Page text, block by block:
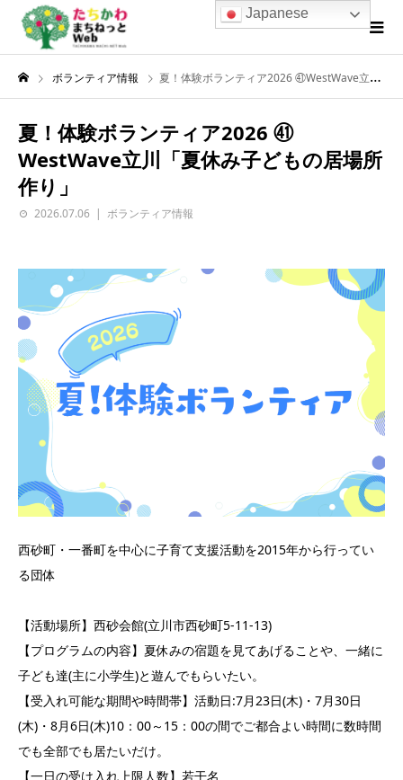
ボランティア情報 夏！体験ボランティア2026 ㊶WestWave立川「夏休み子どもの居場所作り」
夏！体験ボランティア2026 ㊶
WestWave立川「夏休み子どもの居場所
作り」
2026.07.06 ボランティア情報
西砂町・一番町を中心に子育て支援活動を2015年から行ってい
る団体
【活動場所】西砂会館(立川市西砂町5-11-13)
【プログラムの内容】夏休みの宿題を見てあげることや、一緒に
子ども達(主に小学生)と遊んでもらいたい。
【受入れ可能な期間や時間帯】活動日:7月23日(木)・7月30日
(木)・8月6日(木)10：00～15：00の間でご都合よい時間に数時間
でも全部でも居たいだけ。
【一日の受け入れ上限人数】若干名
Japanese